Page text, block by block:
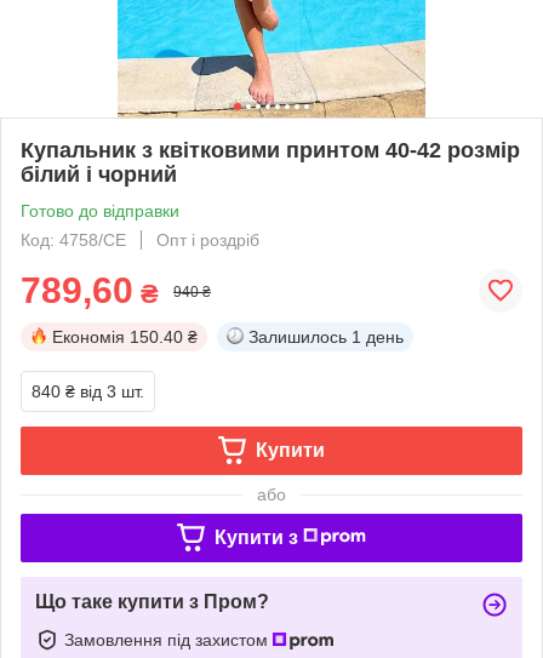
Купальник з квітковими принтом 40-42 розмір
білий і чорний
Готово до відправки
Код: 4758/СЕ
Опт і роздріб
789,60 ₴ 940 ₴
Економія 150.40 ₴ Залишилось 1 день
840 ₴ від 3 шт.
Купити
або
Купити з
Що таке купити з Пром?
Замовлення під захистом